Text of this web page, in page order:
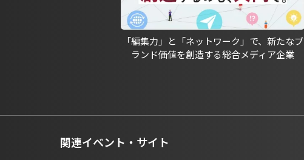
「編集力」と「ネットワーク」で、新たなブ
ランド価値を創造する総合メディア企業
関連イベント・サイト